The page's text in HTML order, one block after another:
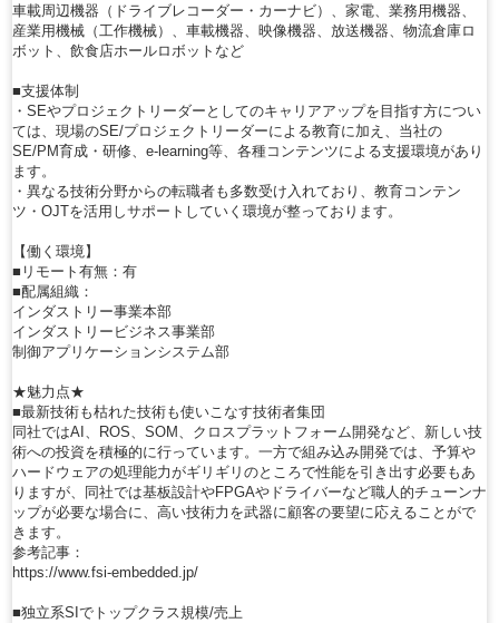
車載周辺機器（ドライブレコーダー・カーナビ）、家電、業務用機器、
産業用機械（工作機械）、車載機器、映像機器、放送機器、物流倉庫ロ
ボット、飲食店ホールロボットなど
■支援体制
・SEやプロジェクトリーダーとしてのキャリアアップを目指す方につい
ては、現場のSE/プロジェクトリーダーによる教育に加え、当社の
SE/PM育成・研修、e-learning等、各種コンテンツによる支援環境があり
ます。
・異なる技術分野からの転職者も多数受け入れており、教育コンテン
ツ・OJTを活用しサポートしていく環境が整っております。
【働く環境】
■リモート有無：有
■配属組織：
インダストリー事業本部
インダストリービジネス事業部
制御アプリケーションシステム部
★魅力点★
■最新技術も枯れた技術も使いこなす技術者集団
同社ではAI、ROS、SOM、クロスプラットフォーム開発など、新しい技
術への投資を積極的に行っています。一方で組み込み開発では、予算や
ハードウェアの処理能力がギリギリのところで性能を引き出す必要もあ
りますが、同社では基板設計やFPGAやドライバーなど職人的チューンナ
ップが必要な場合に、高い技術力を武器に顧客の要望に応えることがで
きます。
参考記事：
https://www.fsi-embedded.jp/
■独立系SIでトップクラス規模/売上